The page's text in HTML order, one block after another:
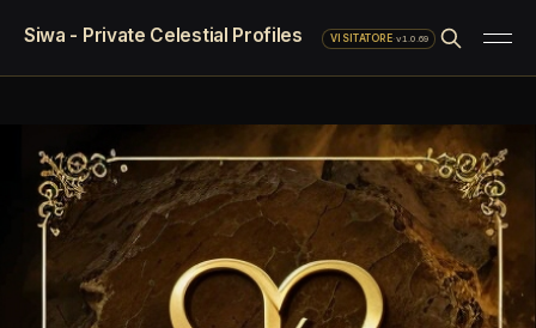
Siwa - Private Celestial Profiles VISITATORE·v1.0.69